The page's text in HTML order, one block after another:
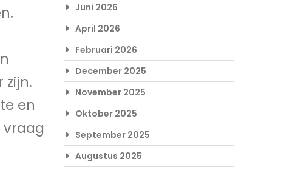
en
vraag
Juni 2026
April 2026
Februari 2026
December 2025
November 2025
Oktober 2025
September 2025
Augustus 2025